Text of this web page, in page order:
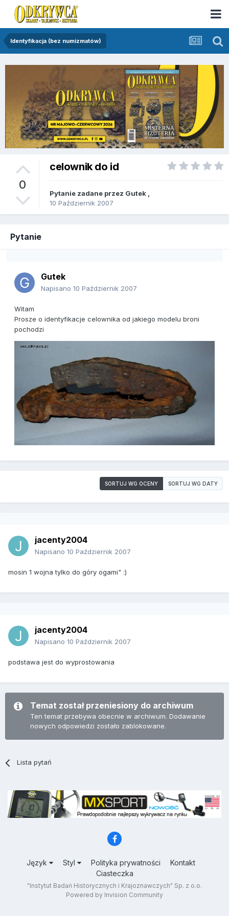
Identyfikacja (bez numizmatów)
0
celownik do id
Pytanie zadane przez Gutek
10 Październik 2007
Pytanie
Gutek
Napisano 10 Październik 2007
Witam
Prosze o identyfikacje celownika od jakiego modelu broni
pochodzi
SORTUJ WG OCENY SORTUJ WG DATY
jacenty2004
Napisano 10 Październik 2007
mosin 1 wojna tylko do góry ogami" :)
jacenty2004
Napisano 10 Październik 2007
podstawa jest do wyprostowania
Temat został przeniesiony do archiwum
Ten temat przebywa obecnie w archiwum. Dodawanie
nowych odpowiedzi zostało zablokowane.
Lista pytań
Język Styl Polityka prywatności
Kontakt
Ciasteczka
"Instytut Badań Historycznych i Krajoznawczych" Sp. z o.o.
Powered by Invision Community